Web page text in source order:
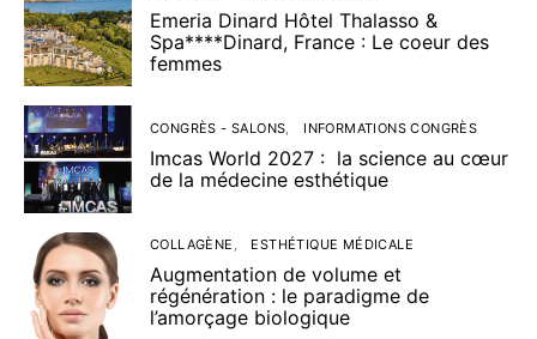
Emeria Dinard Hôtel Thalasso &
Spa****Dinard, France : Le coeur des
femmes
CONGRÈS - SALONS INFORMATIONS CONGRÈS
Imcas World 2027 : la science au cœur
de la médecine esthétique
COLLAGÈNE ESTHÉTIQUE MÉDICALE
Augmentation de volume et
régénération : le paradigme de
l’amorçage biologique